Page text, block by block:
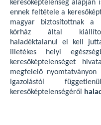
keresőképtelenség
ennek feltétele a
magyar biztosítottnak a
kórház által kiállított
haladéktalanul el kell
illetékes helyi
keresőképtelenséget
megfelelő
igazolástól
keresőképtelenségéről